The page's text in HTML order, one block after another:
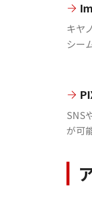
キヤ
シー
SNS
が可